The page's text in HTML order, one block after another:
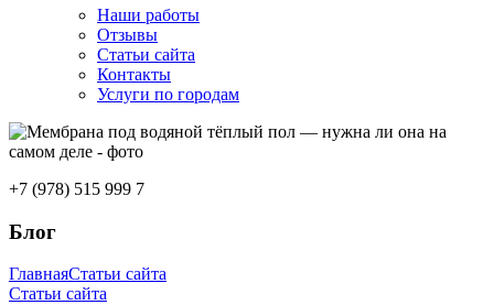
Наши работы
Отзывы
Статьи сайта
Контакты
Услуги по городам
+7 (978) 515 999 7
Блог
ГлавнаяСтатьи сайта
Статьи сайта